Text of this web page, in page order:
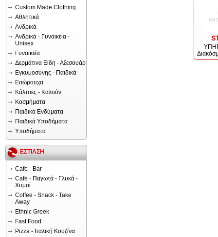
Custom Made Clothing
Αθλητικά
Ανδρικά
Ανδρικά - Γυναικεία -
Unisex
Γυναικεία
Δερμάτινα Είδη - Αξεσουάρ
Εγκυμοσύνης - Παιδικά
Εσώρουχα
Κάλτσες - Καλσόν
Κοσμήματα
Παιδικά Ενδύματα
Παιδικά Υποδήματα
Υποδήματα
ΕΣΤΙΑΣΗ
Cafe - Bar
Cafe - Παγωτά - Γλυκά -
Χυμοί
Coffee - Snack - Take
Away
Ethnic Greek
Fast Food
Pizza - Ιταλική Κουζίνα